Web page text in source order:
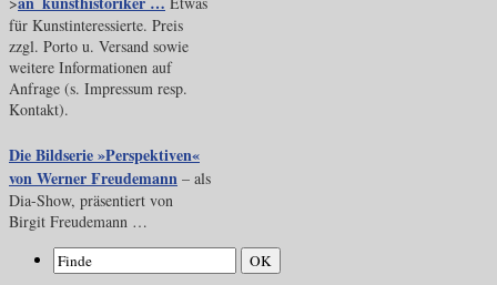
für Kunstinteressierte. Preis
zzgl. Porto u. Versand sowie
weitere Informationen auf
Anfrage (s. Impressum resp.
Kontakt).
Die Bildserie »Perspektiven«
von Werner Freudemann – als
Dia-Show, präsentiert von
Birgit Freudemann …